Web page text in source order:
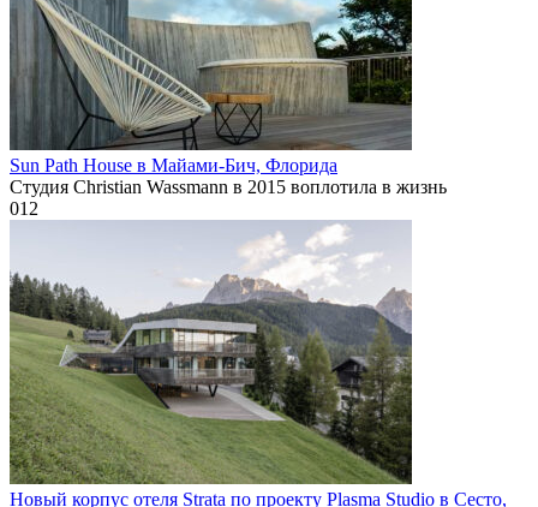
Sun Path House в Майами-Бич, Флорида
Студия Christian Wassmann в 2015 воплотила в жизнь
012
Новый корпус отеля Strata по проекту Plasma Studio в Сесто,